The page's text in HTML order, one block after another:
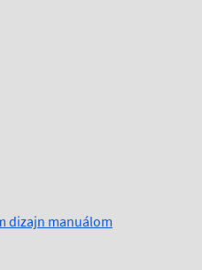
dizajn manuálom